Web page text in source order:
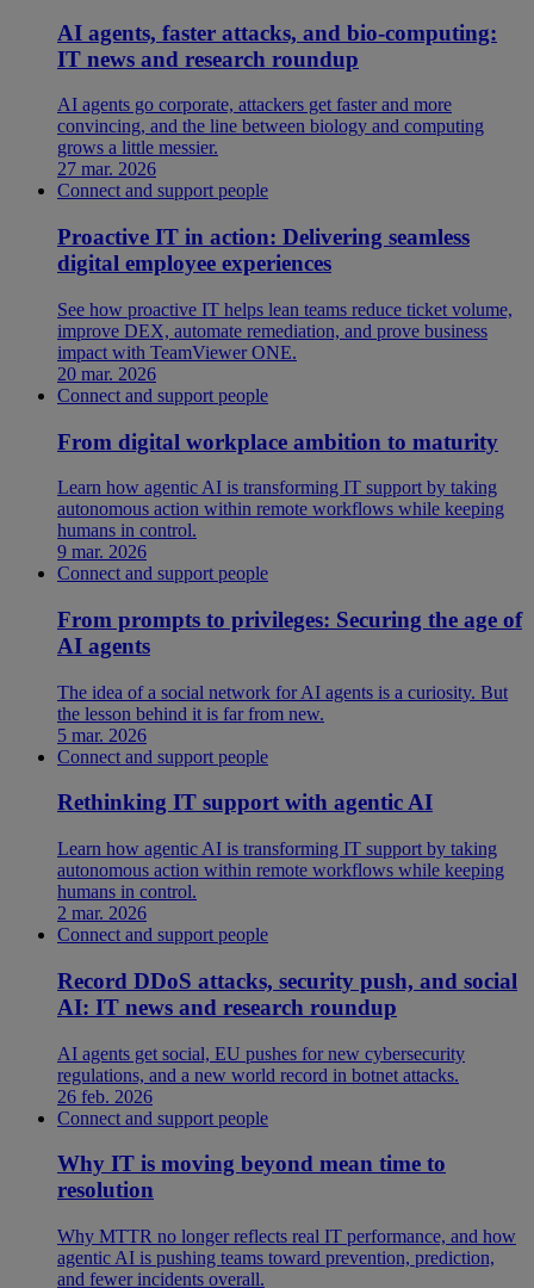
AI agents, faster attacks, and bio-computing:
IT news and research roundup
AI agents go corporate, attackers get faster and more
convincing, and the line between biology and computing
grows a little messier.
27 mar. 2026
Connect and support people
Proactive IT in action: Delivering seamless
digital employee experiences
See how proactive IT helps lean teams reduce ticket volume,
improve DEX, automate remediation, and prove business
impact with TeamViewer ONE.
20 mar. 2026
Connect and support people
From digital workplace ambition to maturity
Learn how agentic AI is transforming IT support by taking
autonomous action within remote workflows while keeping
humans in control.
9 mar. 2026
Connect and support people
From prompts to privileges: Securing the age of
AI agents
The idea of a social network for AI agents is a curiosity. But
the lesson behind it is far from new.
5 mar. 2026
Connect and support people
Rethinking IT support with agentic AI
Learn how agentic AI is transforming IT support by taking
autonomous action within remote workflows while keeping
humans in control.
2 mar. 2026
Connect and support people
Record DDoS attacks, security push, and social
AI: IT news and research roundup
AI agents get social, EU pushes for new cybersecurity
regulations, and a new world record in botnet attacks.
26 feb. 2026
Connect and support people
Why IT is moving beyond mean time to
resolution
Why MTTR no longer reflects real IT performance, and how
agentic AI is pushing teams toward prevention, prediction,
and fewer incidents overall.